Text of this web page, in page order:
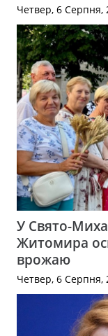
Четвер, 6 Серпня,
У Свято-
Житомира
врожаю
Четвер, 6 Серпня,